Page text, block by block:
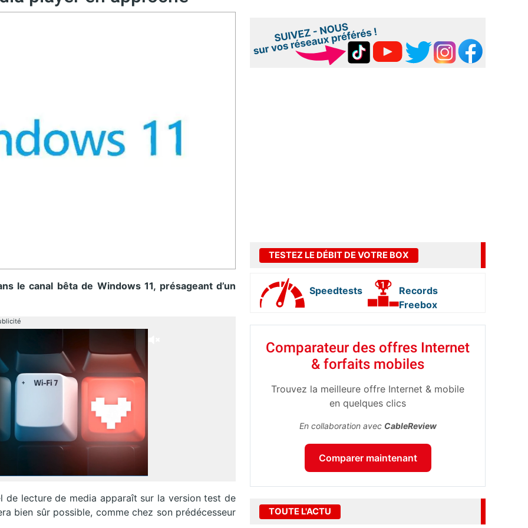
le canal bêta de Windows 11, présageant d’un
de lecture de media apparaît sur la version test de
bien sûr possible, comme chez son prédécesseur
TESTEZ LE DÉBIT DE VOTRE BOX
Speedtests
Records
Freebox
Comparateur des offres Internet
& forfaits mobiles
Trouvez la meilleure offre Internet & mobile
en quelques clics
En collaboration avec CableReview
Comparer maintenant
TOUTE L'ACTU